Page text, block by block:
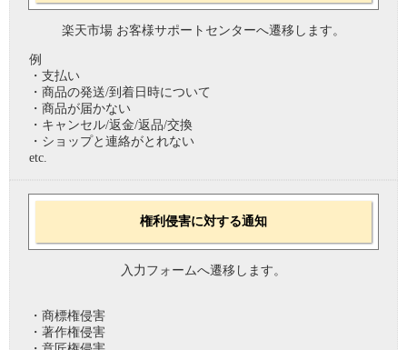
楽天市場 お客様サポートセンターへ遷移します。
例
・支払い
・商品の発送/到着日時について
・商品が届かない
・キャンセル/返金/返品/交換
・ショップと連絡がとれない
etc.
権利侵害に対する通知
入力フォームへ遷移します。
・商標権侵害
・著作権侵害